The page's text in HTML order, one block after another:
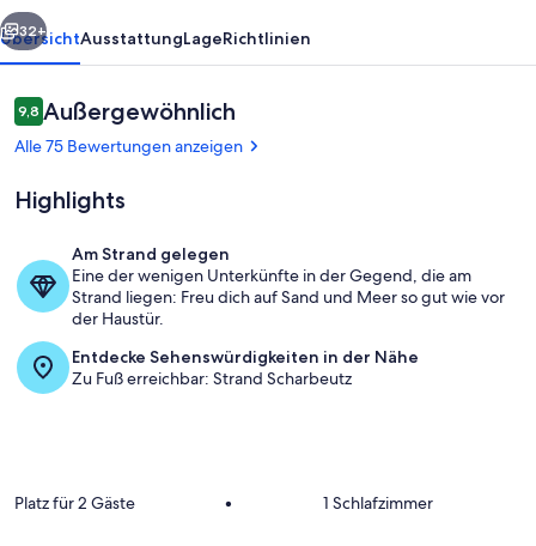
Meter
zum
Ostsee
Strand
Innenbereich
Weiter
32+
ÜbersichtAusstattungLageRichtlinien
Bewertungen
9,89,8 von 10.
Außergewöhnlich
Alle 75 Bewertungen anzeigen
Highlights
Am Strand gelegen
Eine der wenigen Unterkünfte in der Gegend, die am
Strand liegen: Freu dich auf Sand und Meer so gut wie vor
der Haustür.
Entdecke Sehenswürdigkeiten in der Nähe
Zu Fuß erreichbar: Strand Scharbeutz
Platz für 2 Gäste • 1 Schlafzimmer